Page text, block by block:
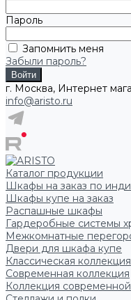
Пароль
Запомнить меня
Забыли пароль?
г. Москва, Интернет
info@aristo.ru
Каталог продукции
Шкафы на заказ по
Шкафы купе на заказ
Распашные шкафы
Гардеробные системы
Межкомнатные
Двери для шкафа купе
Классическая коллекция
Современная коллекция
Коллекция